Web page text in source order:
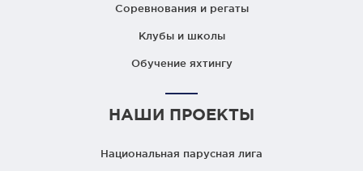
Соревнования и регаты
Клубы и школы
Обучение яхтингу
НАШИ ПРОЕКТЫ
Национальная парусная лига